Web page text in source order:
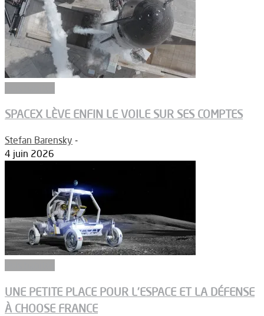
SPACEX LÈVE ENFIN LE VOILE SUR SES COMPTES
Stefan Barensky -
4 juin 2026
UNE PETITE PLACE POUR L’ESPACE ET LA DÉFENSE
À CHOOSE FRANCE